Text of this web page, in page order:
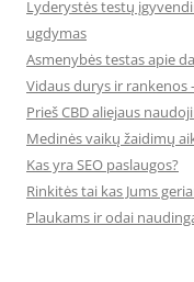
Lyderystės testų
ugdymas
Asmenybės testas apie
Vidaus durys ir rankenos
Prieš CBD aliejaus
Medinės vaikų žaidimų
Kas yra SEO paslaugos?
Rinkitės tai kas Jums
Plaukams ir odai